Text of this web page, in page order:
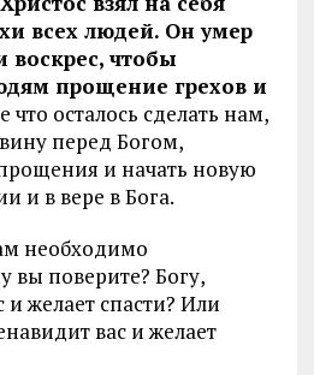
всех людей. Он умер
воскрес, чтобы
прощение грехов и
что осталось сделать нам,
перед Богом,
и начать новую
и в вере в Бога.
необходимо
вы поверите? Богу,
желает спасти? Или
вас и желает